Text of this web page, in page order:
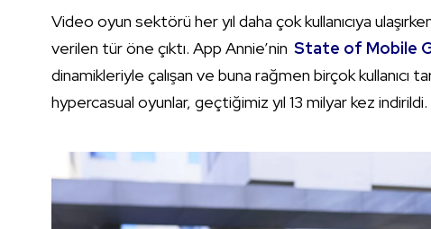
Video oyun sektörü her yıl daha çok kullanıcıya
verilen tür öne çıktı. App Annie’nin State of Mobile
dinamikleriyle çalışan ve buna rağmen birçok kullanıcı
hypercasual oyunlar, geçtiğimiz yıl 13 milyar kez indirildi.